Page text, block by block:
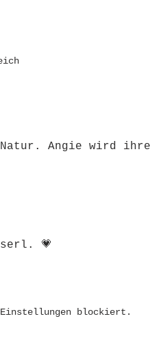
Angie wird
💗
Einstellungen blockiert.